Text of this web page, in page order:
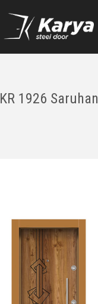
KR 1926 Saruhan